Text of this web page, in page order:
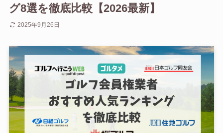
グ8選を徹底比較【2026最新】
2025年9月26日